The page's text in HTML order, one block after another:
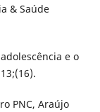
& Saúde
e o
PNC, Araújo